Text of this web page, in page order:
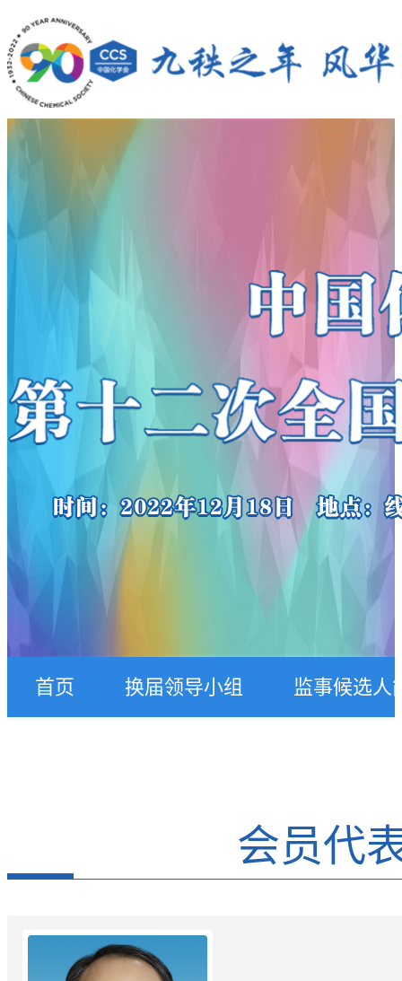
首页 换届领导小组 监事候选人
会员代